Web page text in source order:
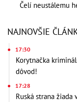
Čelí neustálemu
NAJNOVŠIE
17:30
Korytnačka
dôvod!
17:28
Ruská strana